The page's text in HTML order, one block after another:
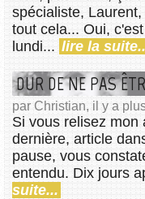
spécialiste,
tout cela... Oui,
lundi... lire la
DUR DE NE PAS
par Christian, il y a
Si vous relisez mon
dernière, article
pause, vous
entendu. Dix jours
suite...